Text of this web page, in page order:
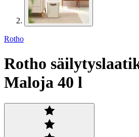
Rotho
Rotho
Maloja 40 l